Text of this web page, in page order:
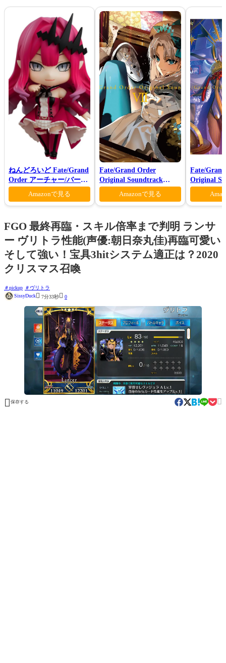
ねんどろいど Fate/Grand
Order アーチャー/バーヴ
ァン シー
Amazonで見る
Fate/Grand Order
Original Soundtrack
Ⅶ(初回仕様限定盤)
Amazonで見る
Fate/
Original
VI(初回仕
FGO 最終再臨・スキル倍率まで判明 ランサ
ー ヴリトラ性能(声優:朝日奈丸佳)再臨可愛い
そして強い！宝具3hitシステム適正は？2020
クリスマス召喚
pickup
ヴリトラ
SissyDuck 7分33秒 0
 保存する 